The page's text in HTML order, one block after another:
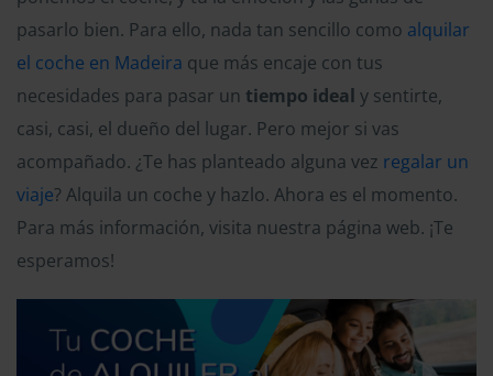
pasarlo bien. Para ello, nada tan sencillo como alquilar
el coche en Madeira que más encaje con tus
necesidades para pasar un tiempo ideal y sentirte,
casi, casi, el dueño del lugar. Pero mejor si vas
acompañado. ¿Te has planteado alguna vez regalar un
viaje? Alquila un coche y hazlo. Ahora es el momento.
Para más información, visita nuestra página web. ¡Te
esperamos!